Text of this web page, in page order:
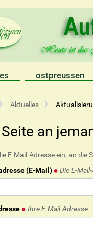
ostpreussen
Aktuelles
an
E-Mail-Adresse ein, an
(E-Mail)
Die E-
Ihre E-Mail-Adresse